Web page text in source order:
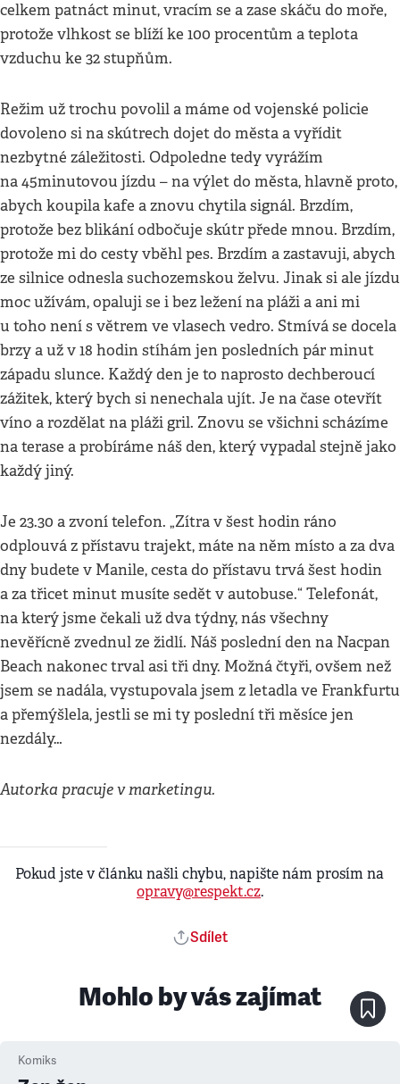
celkem patnáct minut, vracím se a zase skáču do moře,
protože vlhkost se blíží ke 100 procentům a teplota
vzduchu ke 32 stupňům.
Režim už trochu povolil a máme od vojenské policie
dovoleno si na skútrech dojet do města a vyřídit
nezbytné záležitosti. Odpoledne tedy vyrážím
na 45minutovou jízdu – na výlet do města, hlavně proto,
abych koupila kafe a znovu chytila signál. Brzdím,
protože bez blikání odbočuje skútr přede mnou. Brzdím,
protože mi do cesty vběhl pes. Brzdím a zastavuji, abych
ze silnice odnesla suchozemskou želvu. Jinak si ale jízdu
moc užívám, opaluji se i bez ležení na pláži a ani mi
u toho není s větrem ve vlasech vedro. Stmívá se docela
brzy a už v 18 hodin stíhám jen posledních pár minut
západu slunce. Každý den je to naprosto dechberoucí
zážitek, který bych si nenechala ujít. Je na čase otevřít
víno a rozdělat na pláži gril. Znovu se všichni scházíme
na terase a probíráme náš den, který vypadal stejně jako
každý jiný.
Je 23.30 a zvoní telefon. „Zítra v šest hodin ráno
odplouvá z přístavu trajekt, máte na něm místo a za dva
dny budete v Manile, cesta do přístavu trvá šest hodin
a za třicet minut musíte sedět v autobuse.“ Telefonát,
na který jsme čekali už dva týdny, nás všechny
nevěřícně zvednul ze židlí. Náš poslední den na Nacpan
Beach nakonec trval asi tři dny. Možná čtyři, ovšem než
jsem se nadála, vystupovala jsem z letadla ve Frankfurtu
a přemýšlela, jestli se mi ty poslední tři měsíce jen
nezdály…
Autorka pracuje v marketingu.
Pokud jste v článku našli chybu, napište nám prosím na
opravy@respekt.cz.
Sdílet
Mohlo by vás zajímat
Komiks